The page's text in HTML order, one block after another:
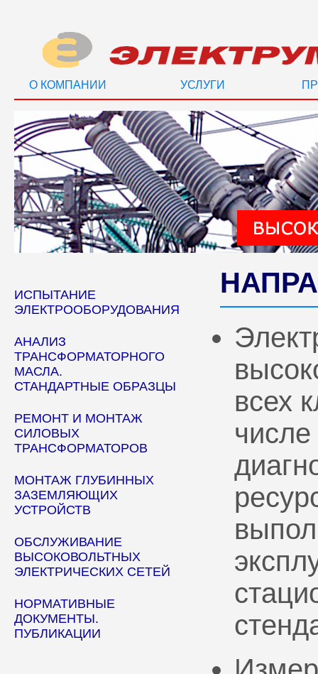
О КОМПАНИИ УСЛУГИ
ИСПЫТАНИЕ
ЭЛЕКТРООБОРУДОВАНИЯ
АНАЛИЗ
ТРАНСФОРМАТОРНОГО
МАСЛА.
СТАНДАРТНЫЕ ОБРАЗЦЫ
РЕМОНТ И МОНТАЖ
СИЛОВЫХ
ТРАНСФОРМАТОРОВ
МОНТАЖ ГЛУБИННЫХ
ЗАЗЕМЛЯЮЩИХ
УСТРОЙСТВ
ОБСЛУЖИВАНИЕ
ВЫСОКОВОЛЬТНЫХ
ЭЛЕКТРИЧЕСКИХ СЕТЕЙ
НОРМАТИВНЫЕ
ДОКУМЕНТЫ.
ПУБЛИКАЦИИ
всех